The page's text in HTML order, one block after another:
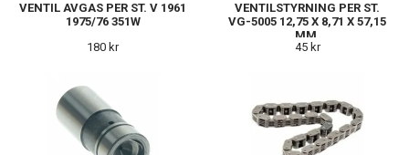
VENTIL AVGAS PER ST. V 1961
1975/76 351W
180 kr
VENTILSTYRNING PER ST.
VG-5005 12,75 X 8,71 X 57,15
MM.
45 kr